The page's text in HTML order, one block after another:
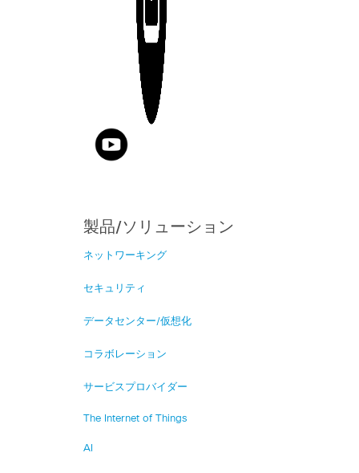
製品/ソリューション
ネットワーキング
セキュリティ
データセンター/仮想化
コラボレーション
サービスプロバイダー
The Internet of Things
AI